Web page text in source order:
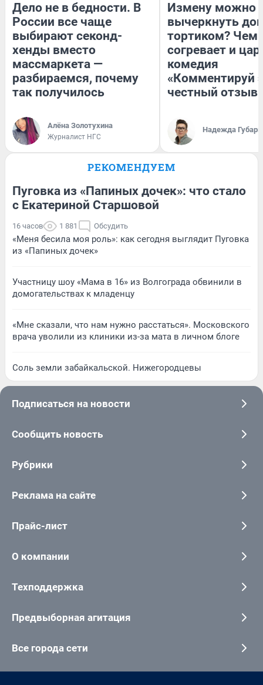
Дело не в бедности. В
России все чаще
выбирают секонд-
хенды вместо
массмаркета —
разбираемся, почему
так получилось
Алёна Золотухина
Журналист НГС
Измену можно
вычеркнуть
тортиком? Чем
согревает и
комедия
«Комментируй
честный отзыв
Надежда Губарь
РЕКОМЕНДУЕМ
Пуговка из «Папиных дочек»: что стало
с Екатериной Старшовой
16 часов 1 881 Обсудить
«Меня бесила моя роль»: как сегодня выглядит Пуговка
из «Папиных дочек»
Участницу шоу «Мама в 16» из Волгограда обвинили в
домогательствах к младенцу
«Мне сказали, что нам нужно расстаться». Московского
врача уволили из клиники из-за мата в личном блоге
Соль земли забайкальской. Нижегородцевы
Подписаться на новости
Сообщить новость
Рубрики
Реклама на сайте
Прайс-лист
О компании
Техподдержка
Предвыборная агитация
Все города сети